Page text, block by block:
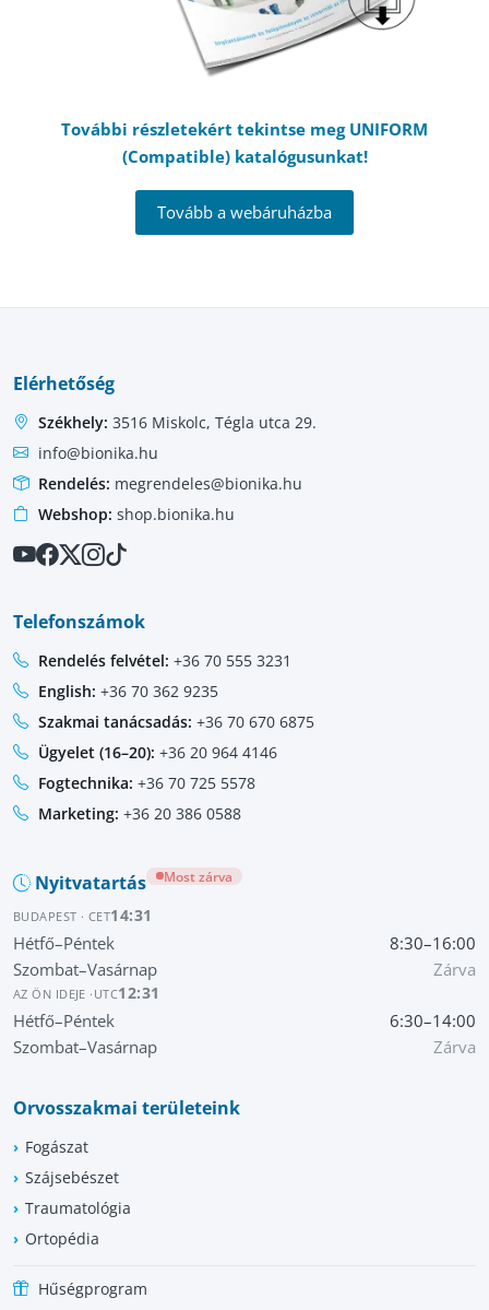
További részletekért tekintse meg UNIFORM
(Compatible) katalógusunkat!
Tovább a webáruházba
Elérhetőség
Székhely: 3516 Miskolc, Tégla utca 29.
info@bionika.hu
Rendelés: megrendeles@bionika.hu
Webshop: shop.bionika.hu
Telefonszámok
Rendelés felvétel: +36 70 555 3231
English: +36 70 362 9235
Szakmai tanácsadás: +36 70 670 6875
Ügyelet (16–20): +36 20 964 4146
Fogtechnika: +36 70 725 5578
Marketing: +36 20 386 0588
Nyitvatartás Most zárva
BUDAPEST · CET14:31
Hétfő–Péntek
8:30–16:00
Szombat–Vasárnap
Zárva
AZ ÖN IDEJE · UTC12:31
Hétfő–Péntek
6:30–14:00
Szombat–Vasárnap
Zárva
Orvosszakmai területeink
Fogászat
Szájsebészet
Traumatológia
Ortopédia
Hűségprogram